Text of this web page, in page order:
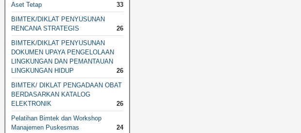
Aset Tetap
33
BIMTEK/DIKLAT PENYUSUNAN
RENCANA STRATEGIS
26
BIMTEK/DIKLAT PENYUSUNAN
DOKUMEN UPAYA PENGELOLAAN
LINGKUNGAN DAN PEMANTAUAN
LINGKUNGAN HIDUP
26
BIMTEK/ DIKLAT PENGADAAN OBAT
BERDASARKAN KATALOG
ELEKTRONIK
26
Pelatihan Bimtek dan Workshop
Manajemen Puskesmas
24